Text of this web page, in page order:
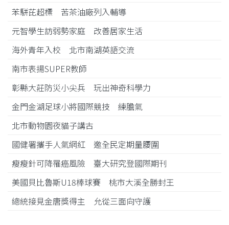
苯駢芘超標 苦茶油廠列入輔導
元智學生訪弱勢家庭 改善居家生活
海外青年入校 北市南湖英語交流
南市表揚SUPER教師
彰縣大莊防災小尖兵 玩出神奇科學力
金門金湖足球小將國際競技 練膽氣
北市動物園夜貓子講古
國健署攜手人氣網紅 邀全民定期量腰圍
瘦瘦針可降罹癌風險 臺大研究登國際期刊
美國貝比魯斯U18棒球賽 桃市大溪全勝封王
總統接見金唐獎得主 允從三面向守護